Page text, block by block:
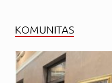
KOMUNITAS